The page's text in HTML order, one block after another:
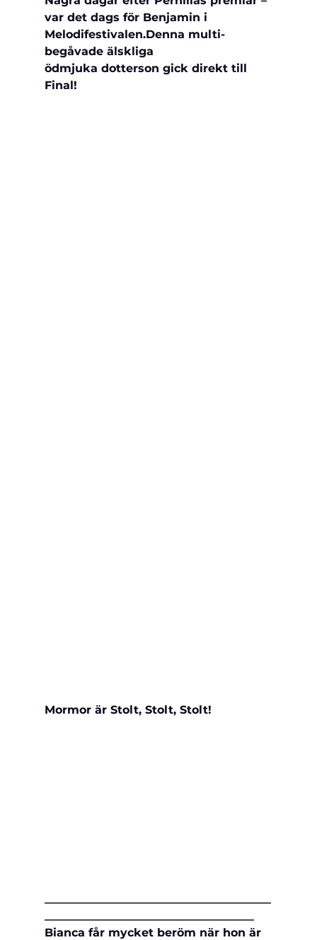
var det dags för Benjamin i
Melodifestivalen.Denna multi-
begåvade älskliga
ödmjuka dotterson gick direkt till
Final!
Mormor är Stolt, Stolt, Stolt!
Bianca får mycket beröm när hon är